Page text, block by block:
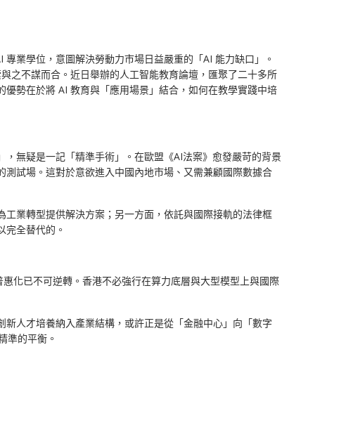
業學位，意圖解決勞動力市場日益嚴重的「AI 能力缺口」。
之不謀而合。近日舉辦的人工智能教育論壇，匯聚了二十多所
勢在於將 AI 教育與「應用場景」結合，如何在教學實踐中培
無疑是一記「精準手術」。在歐盟《AI法案》愈發嚴苛的背景
試場。這對於意欲進入中國內地市場、又需兼顧國際數據合
業轉型提供解決方案；另一方面，依託與國際接軌的法律框
全替代的。
化已不可逆轉。香港不必強行在算力底層與大型模型上與國際
人才培養納入產業結構，或許正是從「金融中心」向「數字
準的平衡。